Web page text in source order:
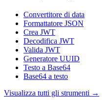
Convertitore di data
Formattatore JSON
Crea JWT
Decodifica JWT
Valida JWT
Generatore UUID
Testo a Base64
Base64 a testo
Visualizza tutti gli strumenti →